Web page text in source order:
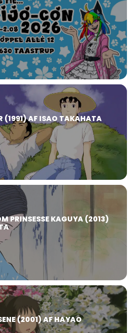
(1991) AF ISAO TAKAHATA
PRINSESSE KAGUYA (2013)
(2001) AF HAYAO